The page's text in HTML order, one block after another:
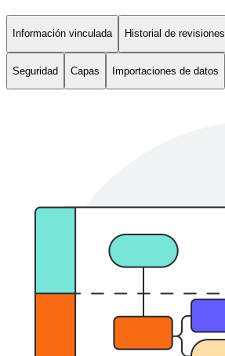
Información vinculada Historial de revisiones
Seguridad Capas Importaciones de datos